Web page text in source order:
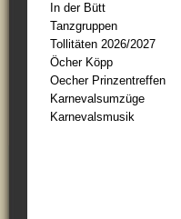
In der Bütt
Tanzgruppen
Tollitäten 2026/2027
Öcher Köpp
Oecher Prinzentreffen
Karnevalsumzüge
Karnevalsmusik